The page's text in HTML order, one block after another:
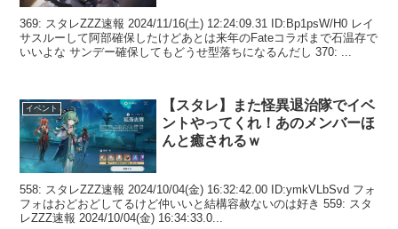
369: スタレZZZ速報 2024/11/16(土) 12:24:09.31 ID:Bp1psW/H0 レイ
サスルーして阿部確保したけどあとは来年のFateコラボまで石温存で
いいよな サンデー確保してもどうせ型落ちになるんだし 370: ...
イベント
【スタレ】また怪異退治隊でイベ
ントやってくれ！あのメンバーほ
んと癒されるｗ
558: スタレZZZ速報 2024/10/04(金) 16:32:42.00 ID:ymkVLbSvd フォ
フォはおどおどしてるけど仲いいと結構容赦ないのは好き 559: スタ
レZZZ速報 2024/10/04(金) 16:34:33.0...